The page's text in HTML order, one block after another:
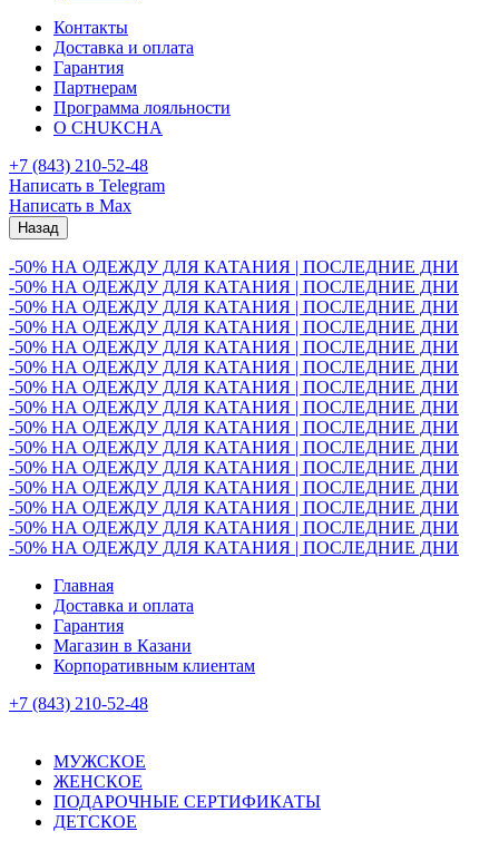
Контакты
Доставка и оплата
Гарантия
Партнерам
Программа лояльности
О CHUKCHA
+7 (843) 210-52-48
Написать в Telegram
Написать в Max
Назад
-50% НА ОДЕЖДУ ДЛЯ КАТАНИЯ | ПОСЛЕДНИЕ ДНИ
-50% НА ОДЕЖДУ ДЛЯ КАТАНИЯ | ПОСЛЕДНИЕ ДНИ
-50% НА ОДЕЖДУ ДЛЯ КАТАНИЯ | ПОСЛЕДНИЕ ДНИ
-50% НА ОДЕЖДУ ДЛЯ КАТАНИЯ | ПОСЛЕДНИЕ ДНИ
-50% НА ОДЕЖДУ ДЛЯ КАТАНИЯ | ПОСЛЕДНИЕ ДНИ
-50% НА ОДЕЖДУ ДЛЯ КАТАНИЯ | ПОСЛЕДНИЕ ДНИ
-50% НА ОДЕЖДУ ДЛЯ КАТАНИЯ | ПОСЛЕДНИЕ ДНИ
-50% НА ОДЕЖДУ ДЛЯ КАТАНИЯ | ПОСЛЕДНИЕ ДНИ
-50% НА ОДЕЖДУ ДЛЯ КАТАНИЯ | ПОСЛЕДНИЕ ДНИ
-50% НА ОДЕЖДУ ДЛЯ КАТАНИЯ | ПОСЛЕДНИЕ ДНИ
-50% НА ОДЕЖДУ ДЛЯ КАТАНИЯ | ПОСЛЕДНИЕ ДНИ
-50% НА ОДЕЖДУ ДЛЯ КАТАНИЯ | ПОСЛЕДНИЕ ДНИ
-50% НА ОДЕЖДУ ДЛЯ КАТАНИЯ | ПОСЛЕДНИЕ ДНИ
-50% НА ОДЕЖДУ ДЛЯ КАТАНИЯ | ПОСЛЕДНИЕ ДНИ
-50% НА ОДЕЖДУ ДЛЯ КАТАНИЯ | ПОСЛЕДНИЕ ДНИ
Главная
Доставка и оплата
Гарантия
Магазин в Казани
Корпоративным клиентам
+7 (843) 210-52-48
МУЖСКОЕ
ЖЕНСКОЕ
ПОДАРОЧНЫЕ СЕРТИФИКАТЫ
ДЕТСКОЕ